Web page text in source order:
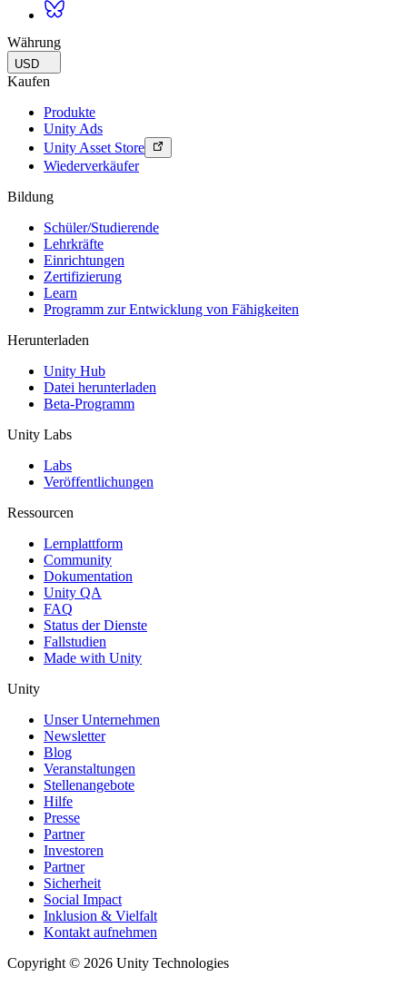
Währung
USD
Kaufen
Produkte
Unity Ads
Unity Asset Store
Wiederverkäufer
Bildung
Schüler/Studierende
Lehrkräfte
Einrichtungen
Zertifizierung
Learn
Programm zur Entwicklung von Fähigkeiten
Herunterladen
Unity Hub
Datei herunterladen
Beta-Programm
Unity Labs
Labs
Veröffentlichungen
Ressourcen
Lernplattform
Community
Dokumentation
Unity QA
FAQ
Status der Dienste
Fallstudien
Made with Unity
Unity
Unser Unternehmen
Newsletter
Blog
Veranstaltungen
Stellenangebote
Hilfe
Presse
Partner
Investoren
Partner
Sicherheit
Social Impact
Inklusion & Vielfalt
Kontakt aufnehmen
Copyright © 2026 Unity Technologies